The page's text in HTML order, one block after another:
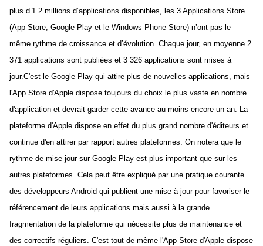
plus d’1.2 millions d’applications disponibles, les 3 Applications Store
(App Store, Google Play et le Windows Phone Store) n’ont pas le
même rythme de croissance et d’évolution. Chaque jour, en moyenne 2
371 applications sont publiées et 3 326 applications sont mises à
jour.C'est le Google Play qui attire plus de nouvelles applications, mais
l'App Store d'Apple dispose toujours du choix le plus vaste en nombre
d'application et devrait garder cette avance au moins encore un an. La
plateforme d'Apple dispose en effet du plus grand nombre d'éditeurs et
continue d'en attirer par rapport autres plateformes. On notera que le
rythme de mise jour sur Google Play est plus important que sur les
autres plateformes. Cela peut être expliqué par une pratique courante
des développeurs Android qui publient une mise à jour pour favoriser le
référencement de leurs applications mais aussi à la grande
fragmentation de la plateforme qui nécessite plus de maintenance et
des correctifs réguliers. C'est tout de même l'App Store d'Apple dispose